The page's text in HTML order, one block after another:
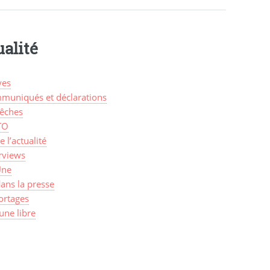
et déclarations
l’actualité
la presse
libre